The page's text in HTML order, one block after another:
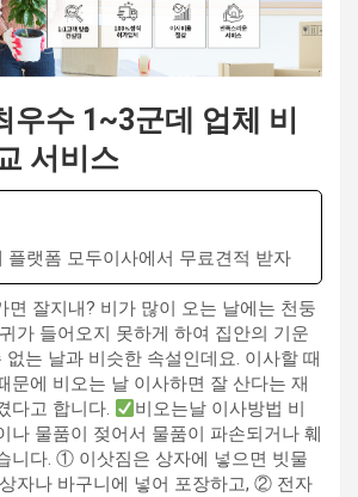
우수 1~3군데 업체 비
서비스
플랫폼 모두이사에서 무료견적 받자
면 잘지내? 비가 많이 오는 날에는 천둥
가 들어오지 못하게 하여 집안의 기운
없는 날과 비슷한 속설인데요. 이사할 때
문에 비오는 날 이사하면 잘 산다는 재
다고 합니다.
비오는날 이사방법 비
나 물품이 젖어서 물품이 파손되거나 훼
니다. ① 이삿짐은 상자에 넣으면 빗물
자나 바구니에 넣어 포장하고, ② 전자